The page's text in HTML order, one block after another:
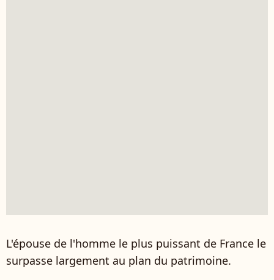
L'épouse de l'homme le plus puissant de France le
surpasse largement au plan du patrimoine.